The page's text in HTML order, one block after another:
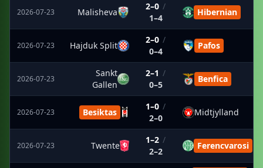
2026-07-23 Malisheva
2–0 /
1–4
Hibernian
2026-07-23 Hajduk Split
2–0 /
0–4
Pafos
2026-07-23
Sankt
Gallen
2–1 /
0–5
Benfica
2026-07-23 Besiktas
1–0 /
2–0
Midtjylland
2026-07-23 Twente
1–2 /
2–2
Ferencvarosi